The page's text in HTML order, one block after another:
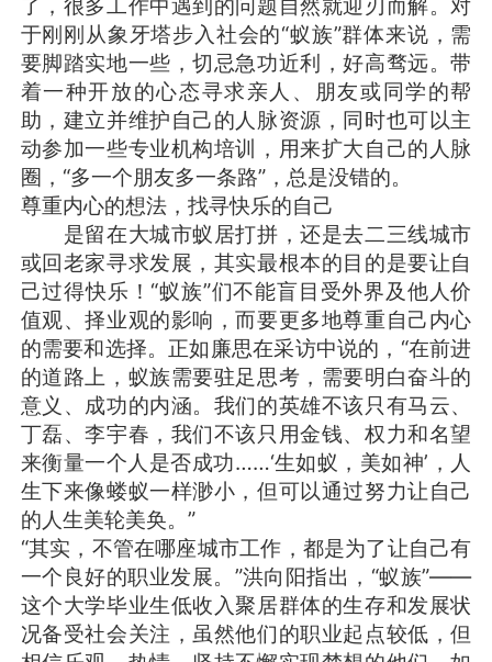
了，很多工作中遇到的问题自然就迎刃而解。对
于刚刚从象牙塔步入社会的“蚁族”群体来说，需
要脚踏实地一些，切忌急功近利，好高骛远。带
着一种开放的心态寻求亲人、朋友或同学的帮
助，建立并维护自己的人脉资源，同时也可以主
动参加一些专业机构培训，用来扩大自己的人脉
圈，“多一个朋友多一条路”，总是没错的。
尊重内心的想法，找寻快乐的自己
是留在大城市蚁居打拼，还是去二三线城市
或回老家寻求发展，其实最根本的目的是要让自
己过得快乐！“蚁族”们不能盲目受外界及他人价
值观、择业观的影响，而要更多地尊重自己内心
的需要和选择。正如廉思在采访中说的，“在前进
的道路上，蚁族需要驻足思考，需要明白奋斗的
意义、成功的内涵。我们的英雄不该只有马云、
丁磊、李宇春，我们不该只用金钱、权力和名望
来衡量一个人是否成功……‘生如蚁，美如神’，人
生下来像蝼蚁一样渺小，但可以通过努力让自己
的人生美轮美奂。”
“其实，不管在哪座城市工作，都是为了让自己有
一个良好的职业发展。”洪向阳指出，“蚁族”——
这个大学毕业生低收入聚居群体的生存和发展状
况备受社会关注，虽然他们的职业起点较低，但